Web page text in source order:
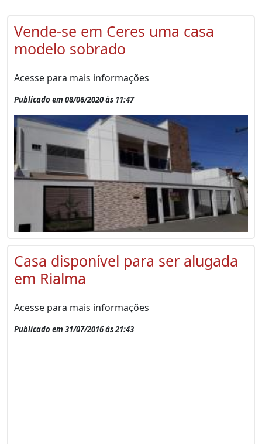
Vende-se em Ceres uma casa
modelo sobrado
Acesse para mais informações
Publicado em 08/06/2020 às 11:47
Casa disponível para ser alugada
em Rialma
Acesse para mais informações
Publicado em 31/07/2016 às 21:43